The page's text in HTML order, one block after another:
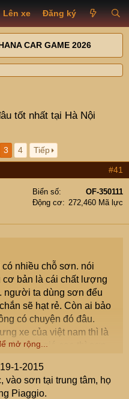
Lên xe Đăng ký
CAR GAME 2026
tốt nhất tại Hà Nội
3 4 Tiếp
#41
Biển số
OF-350111
Động cơ
272,460 Mã lực
nhiều chỗ sơn. nói
cơ bản là cái chất lượng
người ta dùng sơn đểu
sẽ hạt rẻ. Còn ai bảo
có chuyện đó đâu.
xe của việt nam thì là
chịu giá cao thì sơn
cái mình biết nguồn
mở rộng...
1-2015
vào sơn tại trung tâm, họ
Piaggio.